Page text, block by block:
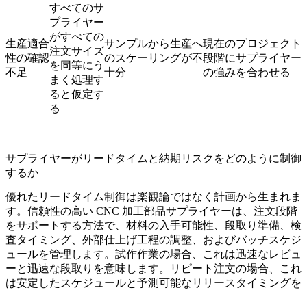
生産適合
性の確認
不足
すべてのサ
プライヤー
がすべての
注文サイズ
を同等にう
まく処理す
ると仮定す
る
サンプルから生産へ
のスケーリングが不
十分
現在のプロジェクト
段階にサプライヤー
の強みを合わせる
サプライヤーがリードタイムと納期リスクをどのように制御
するか
優れたリードタイム制御は楽観論ではなく計画から生まれま
す。信頼性の高い CNC 加工部品サプライヤーは、注文段階
をサポートする方法で、材料の入手可能性、段取り準備、検
査タイミング、外部仕上げ工程の調整、およびバッチスケジ
ュールを管理します。試作作業の場合、これは迅速なレビュ
ーと迅速な段取りを意味します。リピート注文の場合、これ
は安定したスケジュールと予測可能なリリースタイミングを